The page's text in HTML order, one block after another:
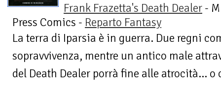
Frank Frazetta's Death Dealer -
Press Comics - Reparto Fantasy
La terra di Iparsia è in guerra. Due regni
sopravvivenza, mentre un antico male
del Death Dealer porrà fine alle atrocità... o